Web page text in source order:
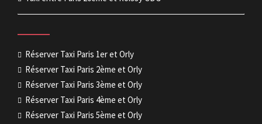
Réserver Taxi Paris 1er et Orly
Réserver Taxi Paris 2ème et Orly
Réserver Taxi Paris 3ème et Orly
Réserver Taxi Paris 4ème et Orly
Réserver Taxi Paris 5ème et Orly